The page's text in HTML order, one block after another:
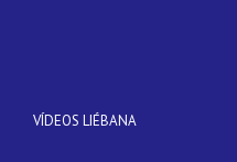
VÍDEOS LIÉBANA